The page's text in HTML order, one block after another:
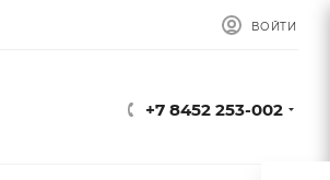
ВОЙТИ
+7 8452 253-002